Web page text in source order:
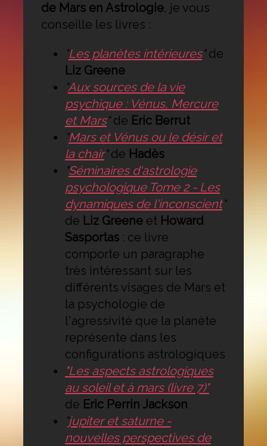
de Mars en Astrologie, je vous
conseille les livres :
"Les planètes intérieures"de
Liz Greene
"Aux sources de la vie
psychique : Vénus, Mercure
et Mars"de Eric Berrut
"Mars et Vénus ou le désir et
la chair"de Hadès
"Séminaires d'astrologie
psychologique Tome 2 - Les
dynamiques de l'inconscient"
de Liz Greeneet Howard
Sasportas: ce livre
comporte un paragraphe
très intéressant sur les
différents visages de Mars et
la psychologie de
l'agressivité que la planète
représente dans les
configurations astrologiques
"Les aspects astrologiques
au soleil et à mars (livre 7)"
de Eric Perrin Jackson
"jupiter et saturne -
nouvelles perspectives de